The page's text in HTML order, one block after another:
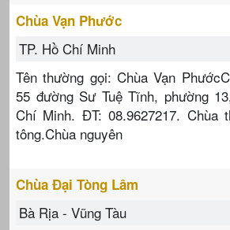
Chùa Vạn Phước
TP. Hồ Chí Minh
Tên thường gọi: Chùa Vạn
55 đường Sư Tuệ Tĩnh, phường
Chí Minh. ĐT: 08.9627217. Chùa
tông.Chùa nguyên
Chùa Đại Tòng Lâm
Bà Rịa - Vũng Tàu